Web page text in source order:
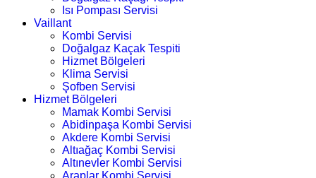
Isı Pompası Servisi
Vaillant
Kombi Servisi
Doğalgaz Kaçak Tespiti
Hizmet Bölgeleri
Klima Servisi
Şofben Servisi
Hizmet Bölgeleri
Mamak Kombi Servisi
Abidinpaşa Kombi Servisi
Akdere Kombi Servisi
Altıağaç Kombi Servisi
Altınevler Kombi Servisi
Araplar Kombi Servisi